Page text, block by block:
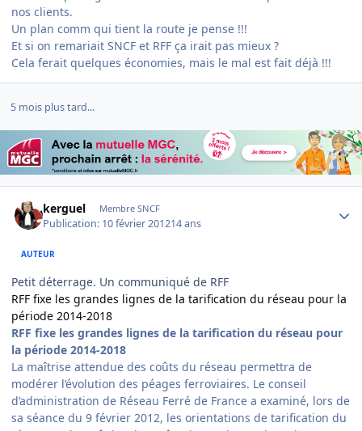
nos clients.
Un plan comm qui tient la route je pense !!!
Et si on remariait SNCF et RFF ça irait pas mieux ?
Cela ferait quelques économies, mais le mal est fait déjà !!!
5 mois plus tard...
kerguel Membre SNCF
Publication: 10 février 201214 ans
AUTEUR
Petit déterrage. Un communiqué de RFF
RFF fixe les grandes lignes de la tarification du réseau pour la
période 2014-2018
RFF fixe les grandes lignes de la tarification du réseau pour
la période 2014-2018
La maîtrise attendue des coûts du réseau permettra de
modérer l’évolution des péages ferroviaires. Le conseil
d’administration de Réseau Ferré de France a examiné, lors de
sa séance du 9 février 2012, les orientations de tarification du